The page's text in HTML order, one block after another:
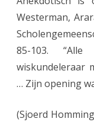
Westerman,
85-103.
wiskundeleraar
… Zijn opening
(Sjoerd